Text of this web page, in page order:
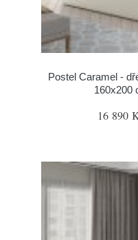
Postel Caramel -
160x200
16 890